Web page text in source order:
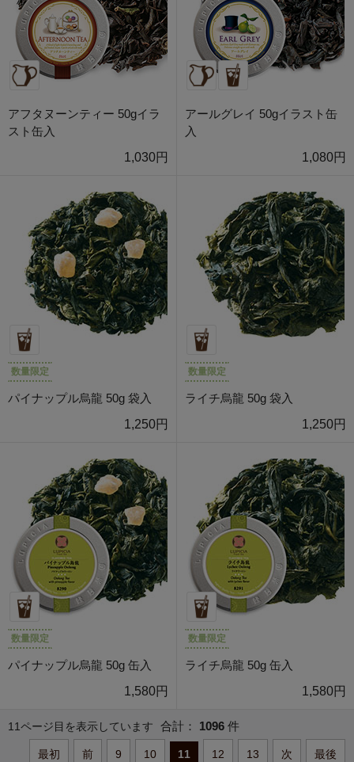
アフタヌーンティー 50gイラ
スト缶入
1,030円
アールグレイ 50gイラスト缶
入
1,080円
数量限定
パイナップル烏龍 50g 袋入
1,250円
数量限定
ライチ烏龍 50g 袋入
1,250円
数量限定
パイナップル烏龍 50g 缶入
1,580円
数量限定
ライチ烏龍 50g 缶入
1,580円
11ページ目を表示しています 合計： 1096 件
最初 前 9 10 11 12 13 次 最後